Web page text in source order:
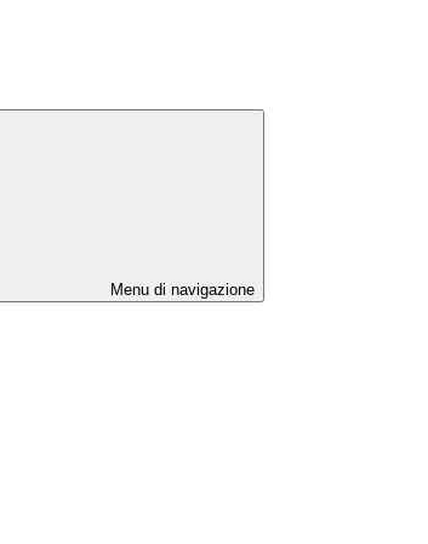
Menu di navigazione